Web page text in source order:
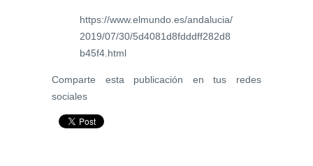
https://www.elmundo.es/andalucia/
2019/07/30/5d4081d8fdddff282d8
b45f4.html
Comparte esta publicación en tus redes
sociales